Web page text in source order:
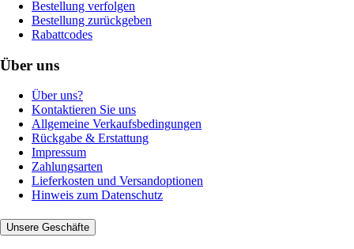
Bestellung verfolgen
Bestellung zurückgeben
Rabattcodes
Über uns
Über uns?
Kontaktieren Sie uns
Allgemeine Verkaufsbedingungen
Rückgabe & Erstattung
Impressum
Zahlungsarten
Lieferkosten und Versandoptionen
Hinweis zum Datenschutz
Unsere Geschäfte